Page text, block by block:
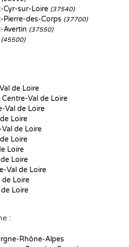
Cyr-sur-Loire (37540)
Pierre-des-Corps (37700)
Avertin (37550)
(45500)
de Loire
Centre-Val de Loire
Val de Loire
Loire
de Loire
Loire
Loire
Loire
Val de Loire
de Loire
Loire
:
Rhône-Alpes